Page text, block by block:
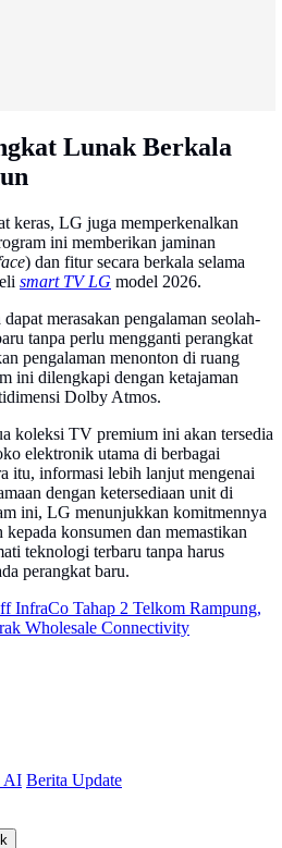
Lunak Berkala
keras, LG juga memperkenalkan
ini memberikan jaminan
) dan fitur secara berkala selama
smart TV LG model 2026.
merasakan pengalaman seolah-
tanpa perlu mengganti perangkat
pengalaman menonton di ruang
ini dilengkapi dengan ketajaman
Dolby Atmos.
koleksi TV premium ini akan tersedia
elektronik utama di berbagai
itu, informasi lebih lanjut mengenai
dengan ketersediaan unit di
ini, LG menunjukkan komitmennya
konsumen dan memastikan
teknologi terbaru tanpa harus
perangkat baru.
InfraCo Tahap 2 Telkom Rampung,
Wholesale Connectivity
AI Berita Update